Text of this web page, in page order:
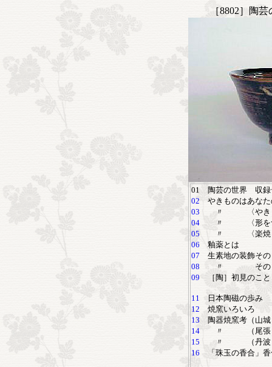
［8802］陶
01 陶芸の世界 収録
02 やきものはあなた
03 〃 〈やきも
04 〃 〈形をつ
05 〃 〈楽焼
06 釉薬とは
07 生素地の装飾その
08 〃 その
09 ［陶］初見のこと
11 日本陶磁の歩み
12 焼窯いろいろ
13 陶器焼窯考（山城
14 〃 （尾張～
15 〃 （丹波～
16 「珠玉の香合」香